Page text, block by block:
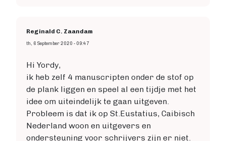
Reginald C. Zaandam
th, 6 September 2020 - 09:47
Hi Yordy,
ik heb zelf 4 manuscripten onder de stof op
de plank liggen en speel al een tijdje met het
idee om uiteindelijk te gaan uitgeven.
Probleem is dat ik op St.Eustatius, Caibisch
Nederland woon en uitgevers en
ondersteuning voor schrijvers zijn er niet.